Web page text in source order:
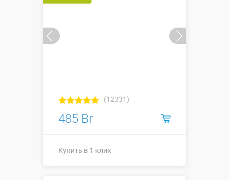
(12331)
485 Br
Купить в 1 клик